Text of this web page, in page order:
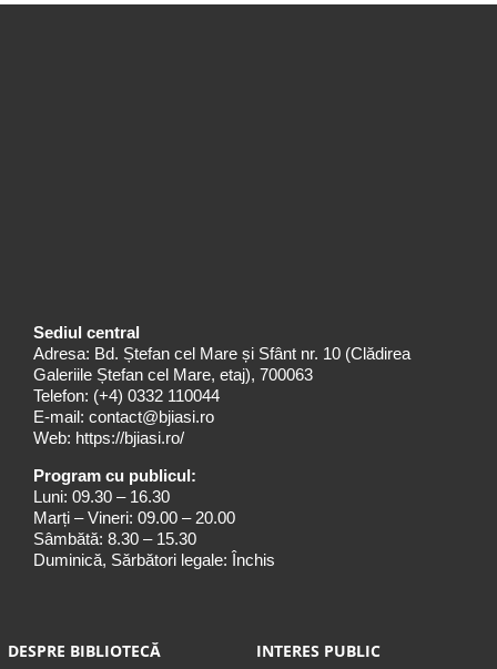
Sediul central
Adresa: Bd. Ștefan cel Mare și Sfânt nr. 10 (Clădirea
Galeriile Ștefan cel Mare, etaj), 700063
Telefon: (+4) 0332 110044
E-mail: contact@bjiasi.ro
Web: https://bjiasi.ro/
Program cu publicul:
Luni: 09.30 – 16.30
Marți – Vineri: 09.00 – 20.00
Sâmbătă: 8.30 – 15.30
Duminică, Sărbători legale: Închis
DESPRE BIBLIOTECĂ INTERES PUBLIC